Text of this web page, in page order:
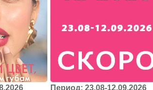
Период: 23.08-12.09.2026